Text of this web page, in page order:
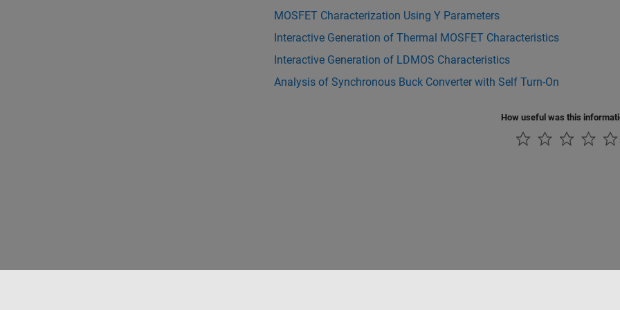
MOSFET Characterization Using Y Parameters
Interactive Generation of Thermal MOSFET Characteristics
Interactive Generation of LDMOS Characteristics
Analysis of Synchronous Buck Converter with Self Turn-On
How useful was this